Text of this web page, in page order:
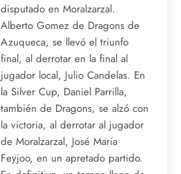
disputado en Moralzarzal.
Alberto Gomez de Dragons de
Azuqueca, se llevó el triunfo
final, al derrotar en la final al
jugador local, Julio Candelas. En
la Silver Cup, Daniel Parrilla,
también de Dragons, se alzó con
la victoria, al derrotar al jugador
de Moralzarzal, José María
Feyjoo, en un apretado partido.